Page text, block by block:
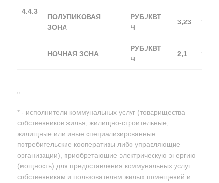
4.4.3
ПОЛУПИКОВАЯ
ЗОНА
РУБ./КВТ
Ч
3,23
НОЧНАЯ ЗОНА
РУБ./КВТ
Ч
2,1
"
* - исполнители коммунальных услуг (товарищества
собственников жилья, жилищно-строительные,
жилищные или иные специализированные
потребительские кооперативы либо управляющие
организации), приобретающие электрическую энергию
(мощность) для предоставления коммунальных услуг
собственникам и пользователям жилых помещений и